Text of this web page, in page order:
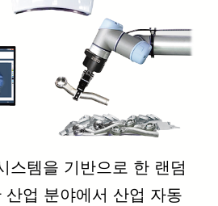
스템을 기반으로 한 랜덤
산업 분야에서 산업 자동